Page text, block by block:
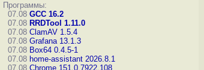
Программы:
07.08 GCC 16.2
07.08 RRDTool 1.11.0
07.08 ClamAV 1.5.4
07.08 Grafana 13.1.3
07.08 Box64 0.4.5-1
07.08 home-assistant 2026.8.1
07.08 Chrome 151.0.7922.108